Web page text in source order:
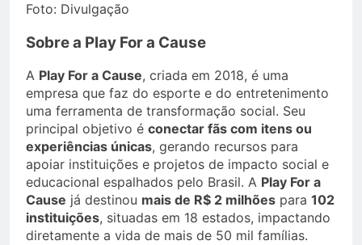
Foto: Divulgação
Sobre a Play For a Cause
A Play For a Cause, criada em 2018, é uma
empresa que faz do esporte e do entretenimento
uma ferramenta de transformação social. Seu
principal objetivo é conectar fãs com itens ou
experiências únicas, gerando recursos para
apoiar instituições e projetos de impacto social e
educacional espalhados pelo Brasil. A Play For a
Cause já destinou mais de R$ 2 milhões para 102
instituições, situadas em 18 estados, impactando
diretamente a vida de mais de 50 mil famílias.